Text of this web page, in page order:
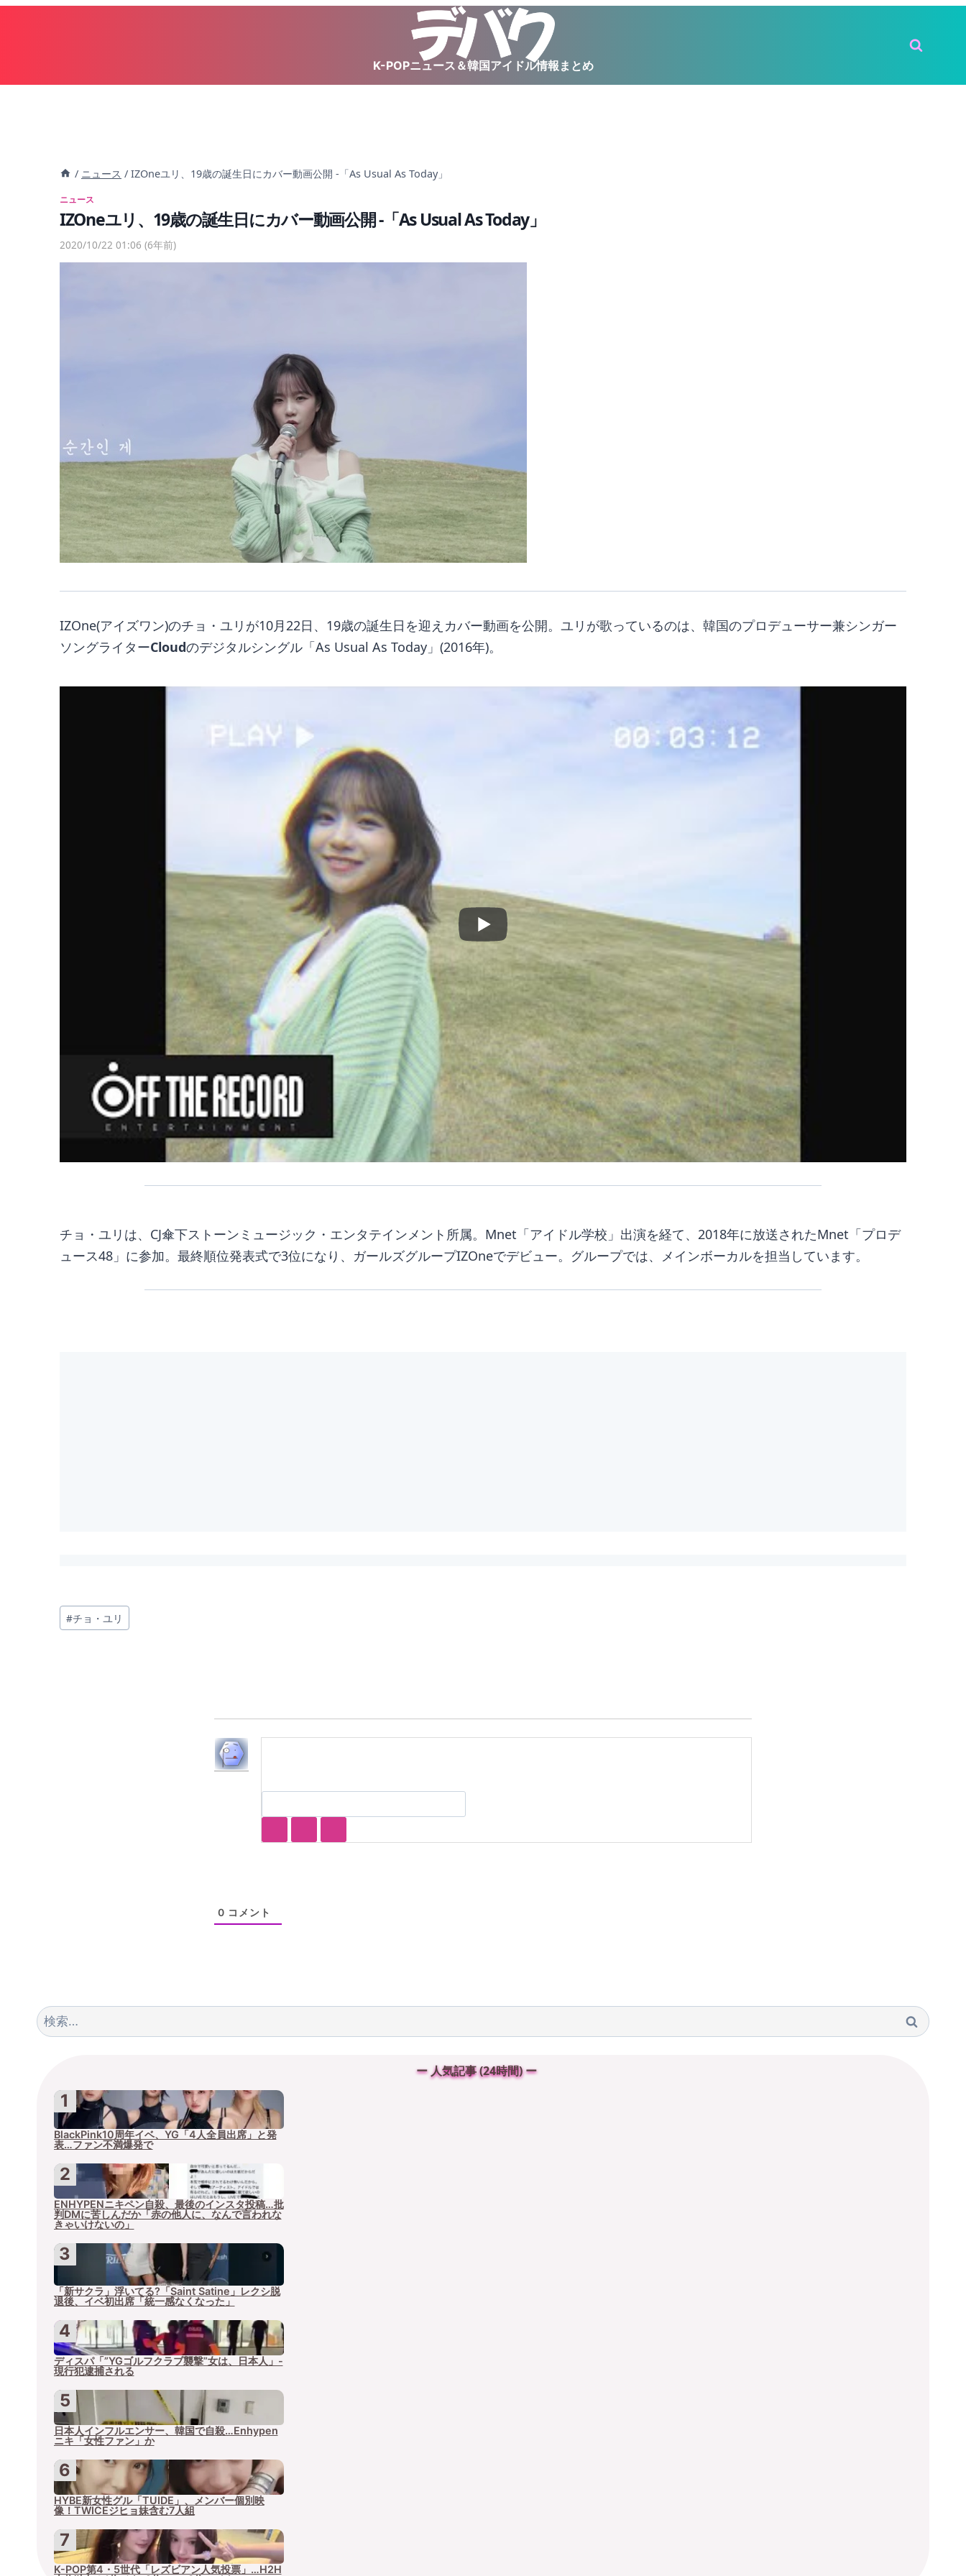
K-POPニュース＆韓国アイドル情報まとめ
/ ニュース / IZOneユリ、19歳の誕生日にカバー動画公開 -「As Usual As Today」
ニュース
IZOneユリ、19歳の誕生日にカバー動画公開 -「As Usual As Today」
2020/10/22 01:06 (6年前)
IZOne(アイズワン)のチョ・ユリが10月22日、19歳の誕生日を迎えカバー動画を公開。ユリが歌っているのは、韓国のプロデューサー兼シンガー
ソングライターCloudのデジタルシングル「As Usual As Today」(2016年)。
チョ・ユリは、CJ傘下ストーンミュージック・エンタテインメント所属。Mnet「アイドル学校」出演を経て、2018年に放送されたMnet「プロデ
ュース48」に参加。最終順位発表式で3位になり、ガールズグループIZOneでデビュー。グループでは、メインボーカルを担当しています。
投
稿
#チョ・ユリ
0 コメント
検
索:
ー 人気記事 (24時間) ー
BlackPink10周年イベ、YG「4人全員出席」と発
表…ファン不満爆発で
ENHYPENニキペン自殺、最後のインスタ投稿…批
判DMに苦しんだか「赤の他人に、なんで言われな
きゃいけないの」
「新サクラ」浮いてる?「Saint Satine」レクシ脱
退後、イベ初出席「統一感なくなった」
ディスパ「”YGゴルフクラブ襲撃”女は、日本人」-
現行犯逮捕される
日本人インフルエンサー、韓国で自殺…Enhypen
ニキ「女性ファン」か
HYBE新女性グル「TUIDE」、メンバー個別映
像！TWICEジヒョ妹含む7人組
K-POP第4・5世代「レズビアン人気投票」…H2H